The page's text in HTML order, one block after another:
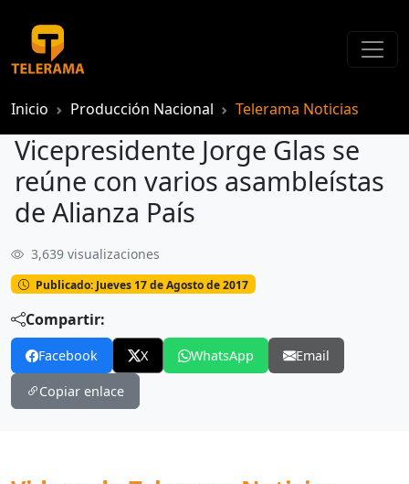
Inicio Producción Nacional Telerama Noticias
Vicepresidente Jorge Glas se
reúne con varios asambleístas
de Alianza País
3,639 visualizaciones
Publicado: Jueves 17 de Agosto de 2017
Compartir:
Facebook X WhatsApp Email
Copiar enlace